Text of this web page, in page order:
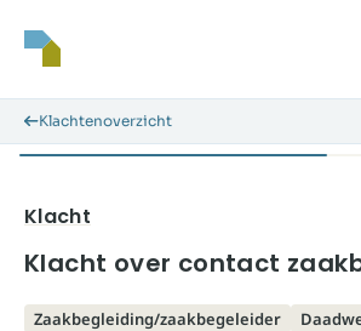
Klachtenoverzicht
Klacht over contact
Klacht
Zaakbegleiding/zaakbegeleider